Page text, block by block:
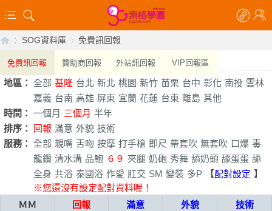
SOG資料庫
›
免費訊回報
免費訊回報 贊助商回報 外站訊回報 VIP回報區
地區： 全部 基隆 台北 新北 桃園 新竹 苗栗 台中 彰化 南投 雲林
嘉義 台南 高雄 屏東 宜蘭 花蓮 台東 離島 其他
時間： 一個月 三個月 半年
排序：
回報 滿意 外貌 技術
服務： 全部 親嘴 舌吻 按摩 打手槍 即尺 帶套吹 無套吹 口爆 毒
龍鑽 清水溝 品鮑 ６９ 夾腿 奶砲 秀舞 舔奶頭 舔蛋蛋 舔
全身 共浴 泰國浴 作愛 肛交 SM 變裝 多P 【配對設定 】
※您還沒有設定配對資料喔！
ＭＭ
回報 滿意 外貌 技術